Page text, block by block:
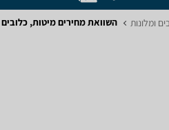
ומלונות‏ השוואת מחירים מיטות,